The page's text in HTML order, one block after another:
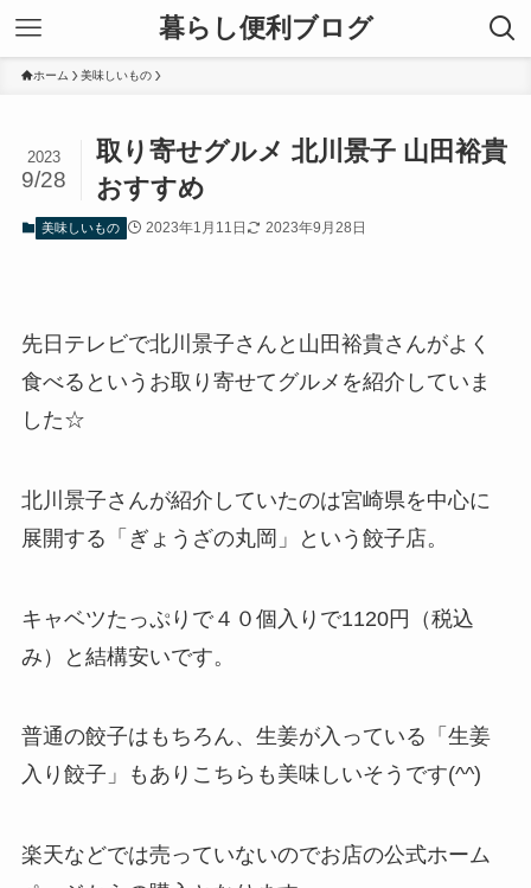
暮らし便利ブログ
ホーム 美味しいもの
取り寄せグルメ 北川景子 山田裕貴
おすすめ
2023
9/28
美味しいもの 2023年1月11日 2023年9月28日
先日テレビで北川景子さんと山田裕貴さんがよく
食べるというお取り寄せてグルメを紹介していま
した☆
北川景子さんが紹介していたのは宮崎県を中心に
展開する「ぎょうざの丸岡」という餃子店。
キャベツたっぷりで４０個入りで1120円（税込
み）と結構安いです。
普通の餃子はもちろん、生姜が入っている「生姜
入り餃子」もありこちらも美味しいそうです(^^)
楽天などでは売っていないのでお店の公式ホーム